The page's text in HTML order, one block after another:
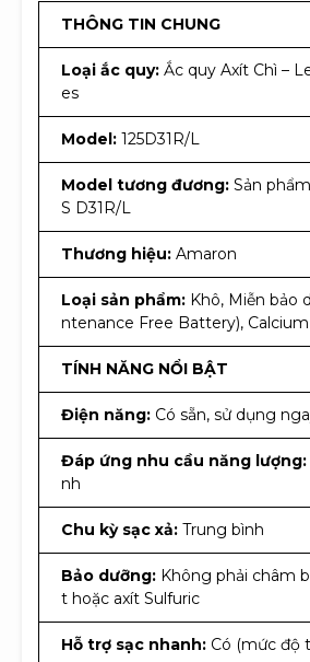
THÔNG TIN CHUNG
Loại ắc quy: Ắc quy Axít Chì –
es
Model: 125D31R/L
Model tương đương: Sản
S D31R/L
Thương hiệu: Amaron
Loại sản phẩm: Khô, Miễn bảo
ntenance Free Battery), Calcium
TÍNH NĂNG NỔI BẬT
Điện năng: Có sẵn, sử dụng
Đáp ứng nhu cầu năng lượng:
nh
Chu kỳ sạc xả: Trung bình
Bảo dưỡng: Không phải châm
t hoặc axít Sulfuric
Hỗ trợ sạc nhanh: Có (mức độ